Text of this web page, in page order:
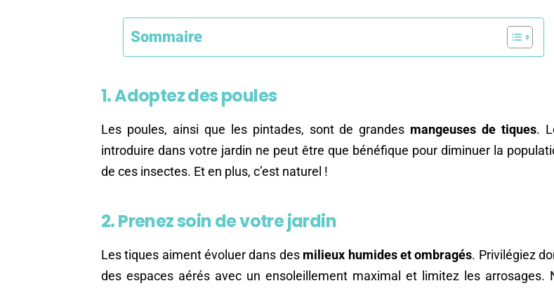
Sommaire
1. Adoptez des poules
Les poules, ainsi que les pintades, sont de grandes mangeuses de tiques.
introduire dans votre jardin ne peut être que bénéfique pour diminuer la
de ces insectes. Et en plus, c’est naturel !
2. Prenez soin de votre jardin
Les tiques aiment évoluer dans des milieux humides et ombragés. Privilégiez
des espaces aérés avec un ensoleillement maximal et limitez les arrosages.